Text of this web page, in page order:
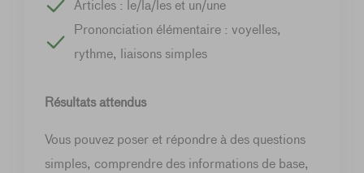
Articles : le/la/les et un/une
Prononciation élémentaire : voyelles,
rythme, liaisons simples
Résultats attendus
Vous pouvez poser et répondre à des questions
simples, comprendre des informations de base,